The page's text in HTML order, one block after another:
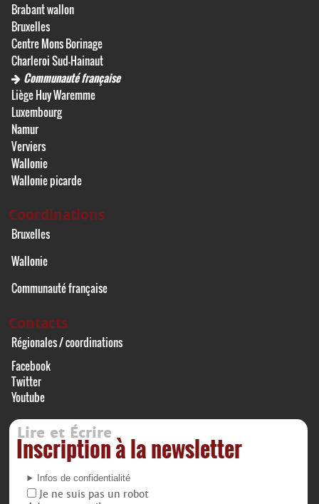
Brabant wallon
Bruxelles
Centre Mons Borinage
Charleroi Sud-Hainaut
Communauté française
Liège Huy Waremme
Luxembourg
Namur
Verviers
Wallonie
Wallonie picarde
Coordinations
Bruxelles
Wallonie
Communauté française
Contacts
Régionales / coordinations
Facebook
Twitter
Youtube
Lire et Écrire
Inscription à la newsletter
Infos de confidentialité
Je ne suis pas un robot